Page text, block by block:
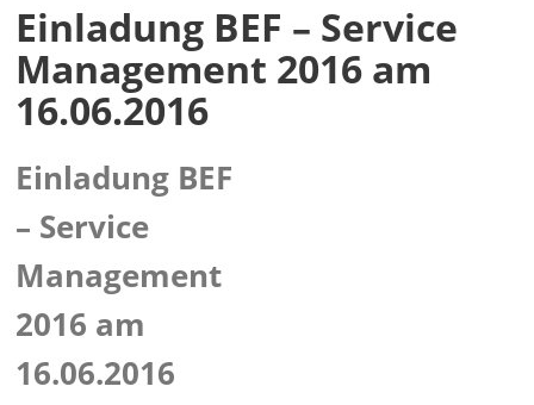
Einladung BEF – Service
Management 2016 am
16.06.2016
Einladung BEF
– Service
Management
2016 am
16.06.2016